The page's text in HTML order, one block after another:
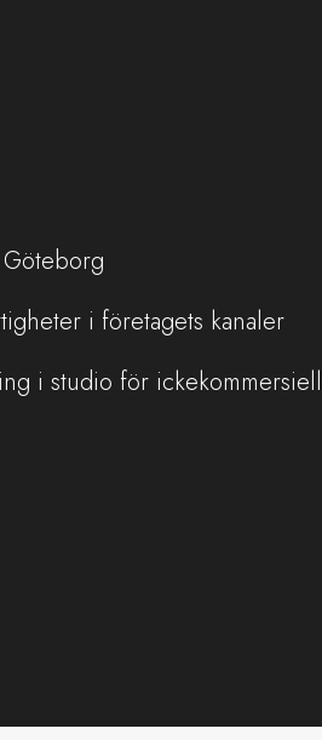
i företagets kanaler
i studio för